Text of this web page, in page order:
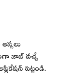
జాబ్ వచ్చే
పెట్టండి.